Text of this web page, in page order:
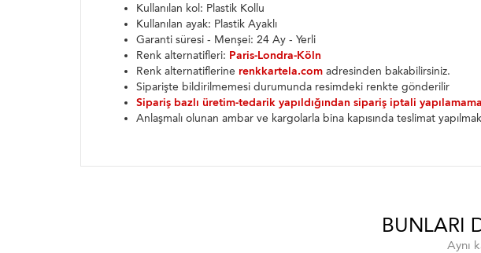
Kullanılan kol: Plastik Kollu
Kullanılan ayak: Plastik Ayaklı
Garanti süresi - Menşei: 24 Ay - Yerli
Renk alternatifleri: Paris-Londra-Köln
Renk alternatiflerine renkkartela.com adresinden bakabilirsiniz.
Siparişte bildirilmemesi durumunda resimdeki renkte gönderilir
Sipariş bazlı üretim-tedarik yapıldığından sipariş iptali
Anlaşmalı olunan ambar ve kargolarla bina kapısında teslimat
BUNLARI
Aynı